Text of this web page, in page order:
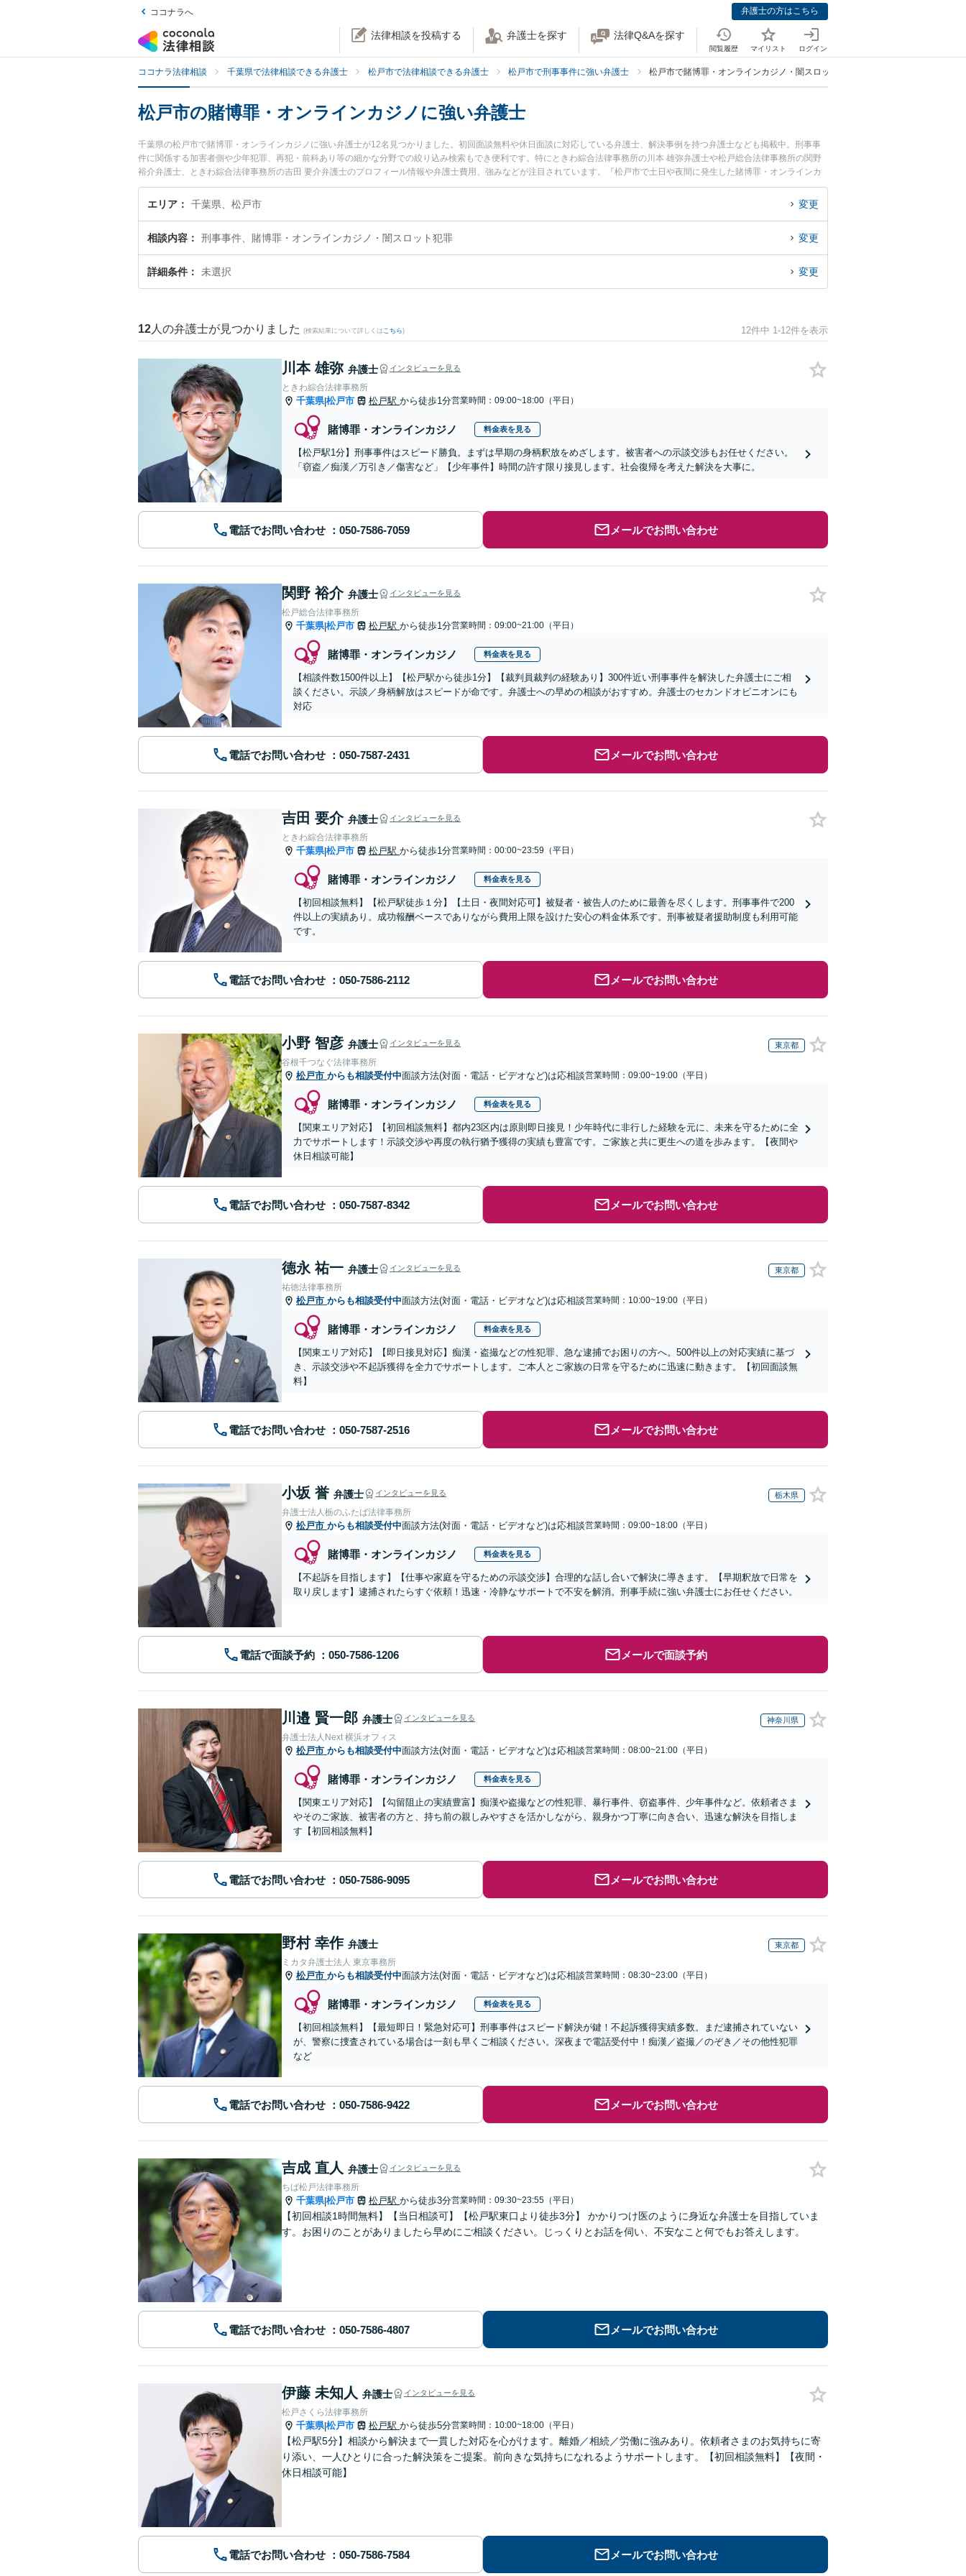
ココナラへ 弁護士の方はこちら
法律相談を投稿する 弁護士を探す 法律Q&Aを探す
閲覧履歴 マイリスト ログイン
ココナラ法律相談 千葉県で法律相談できる弁護士 松戸市で法律相談できる弁護士 松戸市で刑事事件に強い弁護士 松戸市で賭博罪・オンラインカジノ・闇スロット犯罪に強い弁護士
松戸市の賭博罪・オンラインカジノに強い弁護士
千葉県の松戸市で賭博罪・オンラインカジノに強い弁護士が12名見つかりました。初回面談無料や休日面談に対応している弁護士、解決事例を持つ弁護士なども掲載中。刑事事
件に関係する加害者側や少年犯罪、再犯・前科あり等の細かな分野での絞り込み検索もでき便利です。特にときわ綜合法律事務所の川本 雄弥弁護士や松戸総合法律事務所の関野
裕介弁護士、ときわ綜合法律事務所の吉田 要介弁護士のプロフィール情報や弁護士費用、強みなどが注目されています。『松戸市で土日や夜間に発生した賭博罪・オンラインカ
ジノのトラブルを今すぐに弁護士に相談したい』『賭博罪・オンラインカジノのトラブル解決の実績豊富な近くの弁護士を検索したい』『初回相談無料で賭博罪・オンラインカジ
ノを法律相談できる松戸市内の弁護士に相談予約したい』などでお困りの相談者さんにおすすめです。
エリア 千葉県、松戸市 変更
相談内容 刑事事件、賭博罪・オンラインカジノ・闇スロット犯罪 変更
詳細条件 未選択 変更
12 人の弁護士が見つかりました (検索結果について詳しくは こちら) 12件中 1-12件を表示
川本 雄弥 弁護士 インタビューを見る
ときわ綜合法律事務所
千葉県|松戸市 松戸駅 から徒歩1分営業時間：09:00~18:00（平日）
賭博罪・オンラインカジノ 料金表を見る
【松戸駅1分】刑事事件はスピード勝負。まずは早期の身柄釈放をめざします。被害者への示談交渉もお任せください。
「窃盗／痴漢／万引き／傷害など」【少年事件】時間の許す限り接見します。社会復帰を考えた解決を大事に。
電話でお問い合わせ メールでお問い合わせ
関野 裕介 弁護士 インタビューを見る
松戸総合法律事務所
千葉県|松戸市 松戸駅 から徒歩1分営業時間：09:00~21:00（平日）
賭博罪・オンラインカジノ 料金表を見る
【相談件数1500件以上】【松戸駅から徒歩1分】【裁判員裁判の経験あり】300件近い刑事事件を解決した弁護士にご相
談ください。示談／身柄解放はスピードが命です。弁護士への早めの相談がおすすめ。弁護士のセカンドオピニオンにも
対応
電話でお問い合わせ メールでお問い合わせ
吉田 要介 弁護士 インタビューを見る
ときわ綜合法律事務所
千葉県|松戸市 松戸駅 から徒歩1分営業時間：00:00~23:59（平日）
賭博罪・オンラインカジノ 料金表を見る
【初回相談無料】【松戸駅徒歩１分】【土日・夜間対応可】被疑者・被告人のために最善を尽くします。刑事事件で200
件以上の実績あり。成功報酬ベースでありながら費用上限を設けた安心の料金体系です。刑事被疑者援助制度も利用可能
です。
電話でお問い合わせ メールでお問い合わせ
小野 智彦 弁護士 インタビューを見る 東京都
谷根千つなぐ法律事務所
松戸市 からも相談受付中面談方法(対面・電話・ビデオなど)は応相談営業時間：09:00~19:00（平日）
賭博罪・オンラインカジノ 料金表を見る
【関東エリア対応】【初回相談無料】都内23区内は原則即日接見！少年時代に非行した経験を元に、未来を守るために全
力でサポートします！示談交渉や再度の執行猶予獲得の実績も豊富です。ご家族と共に更生への道を歩みます。【夜間や
休日相談可能】
電話でお問い合わせ メールでお問い合わせ
徳永 祐一 弁護士 インタビューを見る 東京都
祐徳法律事務所
松戸市 からも相談受付中面談方法(対面・電話・ビデオなど)は応相談営業時間：10:00~19:00（平日）
賭博罪・オンラインカジノ 料金表を見る
【関東エリア対応】【即日接見対応】痴漢・盗撮などの性犯罪、急な逮捕でお困りの方へ。500件以上の対応実績に基づ
き、示談交渉や不起訴獲得を全力でサポートします。ご本人とご家族の日常を守るために迅速に動きます。【初回面談無
料】
電話でお問い合わせ メールでお問い合わせ
小坂 誉 弁護士 インタビューを見る 栃木県
弁護士法人栃のふたば法律事務所
松戸市 からも相談受付中面談方法(対面・電話・ビデオなど)は応相談営業時間：09:00~18:00（平日）
賭博罪・オンラインカジノ 料金表を見る
【不起訴を目指します】【仕事や家庭を守るための示談交渉】合理的な話し合いで解決に導きます。【早期釈放で日常を
取り戻します】逮捕されたらすぐ依頼！迅速・冷静なサポートで不安を解消。刑事手続に強い弁護士にお任せください。
電話で面談予約 メールで面談予約
川邉 賢一郎 弁護士 インタビューを見る 神奈川県
弁護士法人Next 横浜オフィス
松戸市 からも相談受付中面談方法(対面・電話・ビデオなど)は応相談営業時間：08:00~21:00（平日）
賭博罪・オンラインカジノ 料金表を見る
【関東エリア対応】【勾留阻止の実績豊富】痴漢や盗撮などの性犯罪、暴行事件、窃盗事件、少年事件など。依頼者さま
やそのご家族、被害者の方と、持ち前の親しみやすさを活かしながら、親身かつ丁寧に向き合い、迅速な解決を目指しま
す【初回相談無料】
電話でお問い合わせ メールでお問い合わせ
野村 幸作 弁護士 東京都
ミカタ弁護士法人 東京事務所
松戸市 からも相談受付中面談方法(対面・電話・ビデオなど)は応相談営業時間：08:30~23:00（平日）
賭博罪・オンラインカジノ 料金表を見る
【初回相談無料】【最短即日！緊急対応可】刑事事件はスピード解決が鍵！不起訴獲得実績多数。まだ逮捕されていない
が、警察に捜査されている場合は一刻も早くご相談ください。深夜まで電話受付中！痴漢／盗撮／のぞき／その他性犯罪
など
電話でお問い合わせ メールでお問い合わせ
吉成 直人 弁護士 インタビューを見る
ちば松戸法律事務所
千葉県|松戸市 松戸駅 から徒歩3分営業時間：09:30~23:55（平日）
【初回相談1時間無料】【当日相談可】【松戸駅東口より徒歩3分】 かかりつけ医のように身近な弁護士を目指していま
す。お困りのことがありましたら早めにご相談ください。じっくりとお話を伺い、不安なこと何でもお答えします。
電話でお問い合わせ メールでお問い合わせ
伊藤 未知人 弁護士 インタビューを見る
松戸さくら法律事務所
千葉県|松戸市 松戸駅 から徒歩5分営業時間：10:00~18:00（平日）
【松戸駅5分】相談から解決まで一貫した対応を心がけます。離婚／相続／労働に強みあり。依頼者さまのお気持ちに寄
り添い、一人ひとりに合った解決策をご提案。前向きな気持ちになれるようサポートします。【初回相談無料】【夜間・
休日相談可能】
電話でお問い合わせ メールでお問い合わせ